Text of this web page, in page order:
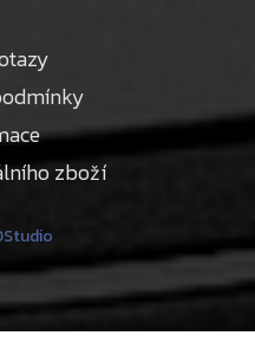
zboží